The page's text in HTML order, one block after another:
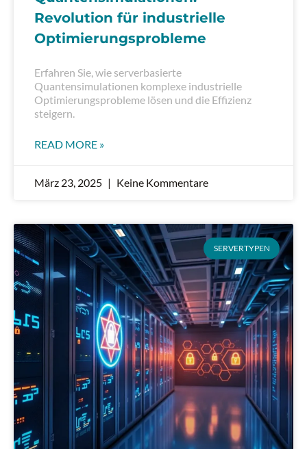
Revolution für industrielle
Optimierungsprobleme
Erfahren Sie, wie serverbasierte
Quantensimulationen komplexe industrielle
Optimierungsprobleme lösen und die Effizienz
steigern.
READ MORE »
März 23, 2025 Keine Kommentare
SERVERTYPEN